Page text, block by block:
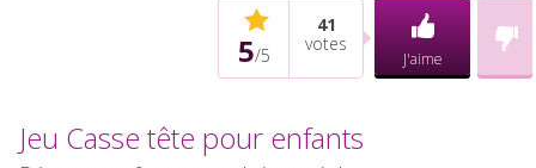
5/5
41
votes
J'aime
Jeu Casse tête pour enfants